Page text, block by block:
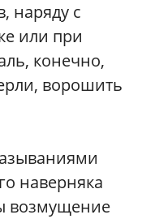
наряду с
или при
конечно,
ворошить
наверняка
возмущение